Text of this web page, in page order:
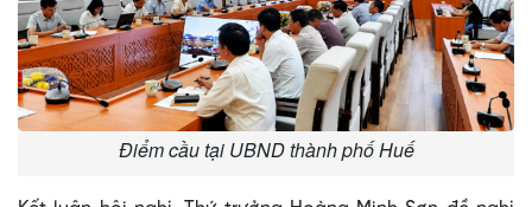
Điểm cầu tại UBND thành phố Huế